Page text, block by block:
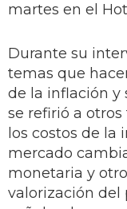
martes en el
Durante su
temas que
de la inflación y
se refirió a
los costos de la
mercado
monetaria y
valorización del